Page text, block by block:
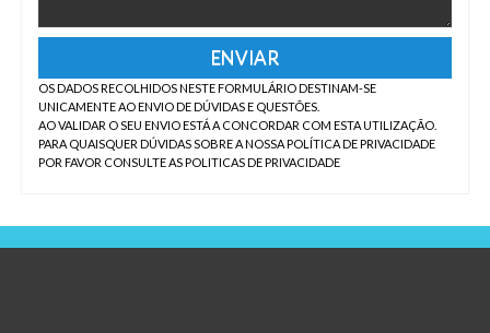
OS DADOS RECOLHIDOS NESTE FORMULÁRIO DESTINAM-SE
UNICAMENTE AO ENVIO DE DÚVIDAS E QUESTÕES.
AO VALIDAR O SEU ENVIO ESTÁ A CONCORDAR COM ESTA UTILIZAÇÃO.
PARA QUAISQUER DÚVIDAS SOBRE A NOSSA POLÍTICA DE PRIVACIDADE
POR FAVOR CONSULTE AS POLITICAS DE PRIVACIDADE